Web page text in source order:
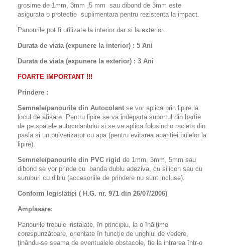
grosime de 1mm, 3mm ,5 mm sau dibond de 3mm este
asigurata o protectie suplimentara pentru rezistenta la impact.
Panourile pot fi utilizate la interior dar si la exterior .
Durata de viata (expunere la interior) : 5 Ani
Durata de viata (expunere la exterior) : 3 Ani
FOARTE IMPORTANT !!!
Prindere :
Semnele/panourile din Autocolant se vor aplica prin lipire la
locul de afisare. Pentru lipire se va indeparta suportul din hartie
de pe spatele autocolantului si se va aplica folosind o racleta din
pasla si un pulverizator cu apa (pentru evitarea aparitiei bulelor la
lipire).
Semnele/panourile din PVC rigid de 1mm, 3mm, 5mm sau
dibond se vor prinde cu banda dublu adeziva, cu silicon sau cu
suruburi cu diblu (accesoriile de prindere nu sunt incluse).
Conform legislatiei ( H.G. nr. 971 din 26/07/2006)
Amplasare:
Panourile trebuie instalate, în principiu, la o înălţime
corespunzătoare, orientate în funcţie de unghiul de vedere,
ţinându-se seama de eventualele obstacole, fie la intrarea într-o